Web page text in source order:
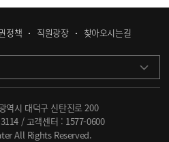
정책 직원광장 찾아오시는길
역시 대덕구 신탄진로 200
/ 고객센터 : 1577-0600
All Rights Reserved.